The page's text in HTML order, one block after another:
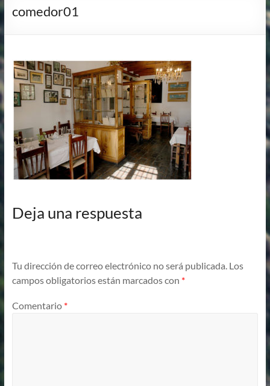
comedor01
Deja una respuesta
Tu dirección de correo electrónico no será publicada. Los
campos obligatorios están marcados con *
Comentario *